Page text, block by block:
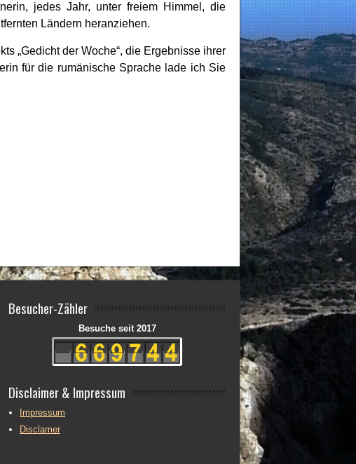
jedes Jahr, unter freiem Himmel, die
Ländern heranziehen.
„Gedicht der Woche“, die Ergebnisse ihrer
für die rumänische Sprache lade ich Sie
Besucher-Zähler
Besuche seit 2017
Disclaimer & Impressum
Impressum
Disclamer